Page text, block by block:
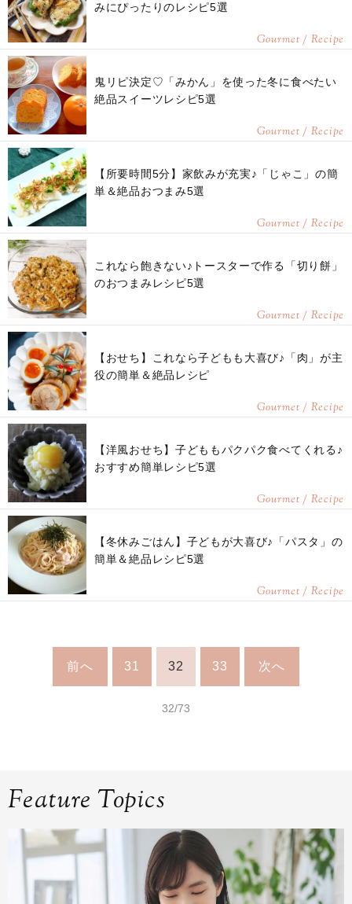
みにぴったりのレシピ5選
Gourmet / Recipe
鬼リピ決定♡「みかん」を使った冬に食べたい
絶品スイーツレシピ5選
Gourmet / Recipe
【所要時間5分】家飲みが充実♪「じゃこ」の簡
単＆絶品おつまみ5選
Gourmet / Recipe
これなら飽きない♪トースターで作る「切り餅」
のおつまみレシピ5選
Gourmet / Recipe
【おせち】これなら子どもも大喜び♪「肉」が主
役の簡単＆絶品レシピ
Gourmet / Recipe
【洋風おせち】子どももパクパク食べてくれる♪
おすすめ簡単レシピ5選
Gourmet / Recipe
【冬休みごはん】子どもが大喜び♪「パスタ」の
簡単＆絶品レシピ5選
Gourmet / Recipe
前へ 31 32 33 次へ
32/73
Feature Topics